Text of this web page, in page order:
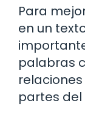
Para
en un
palabras
partes del